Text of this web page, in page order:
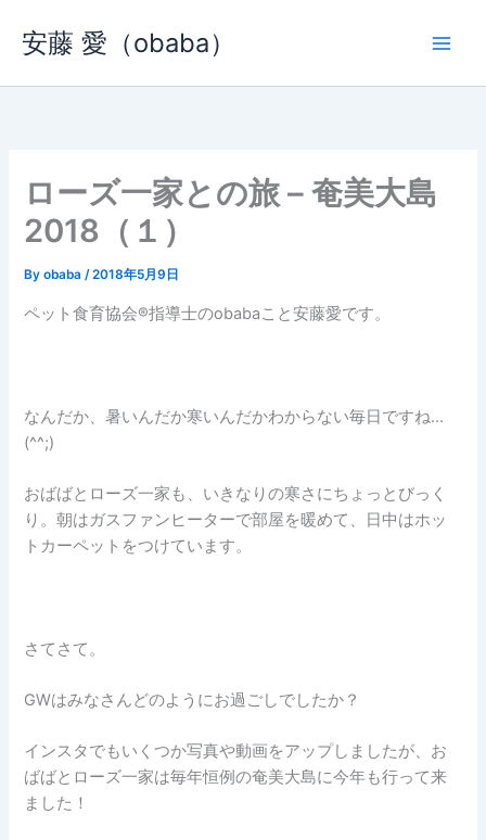
ス
安藤 愛（obaba）
ローズ一家との旅 – 奄美大島
2018（１）
Byobaba/2018年5月9日
ペット食育協会®︎指導士のobabaこと安藤愛です。
なんだか、暑いんだか寒いんだかわからない毎日ですね…
(^^;)
おばばとローズ一家も、いきなりの寒さにちょっとびっく
り。朝はガスファンヒーターで部屋を暖めて、日中はホッ
トカーペットをつけています。
さてさて。
GWはみなさんどのようにお過ごしでしたか？
インスタでもいくつか写真や動画をアップしましたが、お
ばばとローズ一家は毎年恒例の奄美大島に今年も行って来
ました！